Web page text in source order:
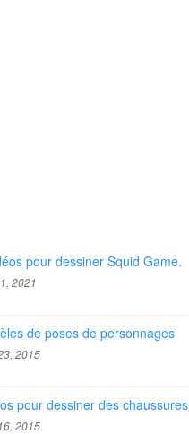
pour dessiner Squid Game.
2021
de poses de personnages
2015
pour dessiner des chaussures
2015